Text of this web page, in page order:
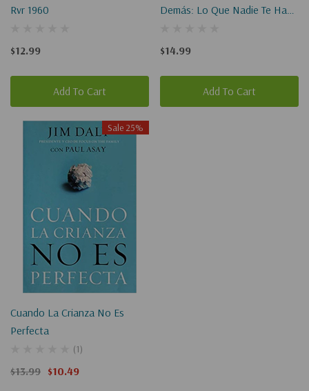
Rvr 1960
$12.99
Add To Cart
Demás: Lo Que Nadie Te Ha
$14.99
Add To Cart
Sale 25%
Cuando La Crianza No Es
Perfecta
(1)
$13.99 $10.49